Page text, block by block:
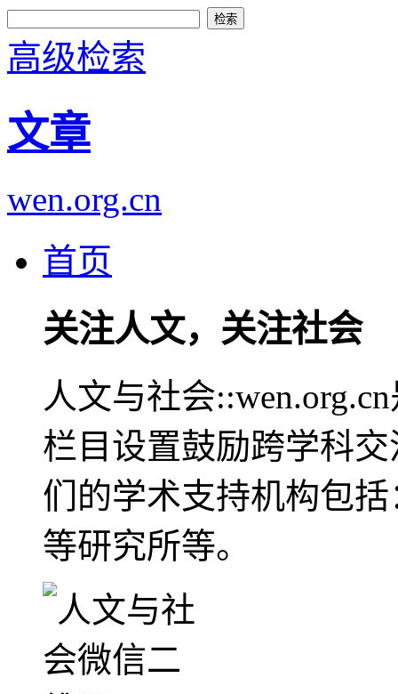
高级检索
文章
wen.org.cn
首页
关注人文，关注社会
人文与社会
栏目设置鼓励跨学科
们的学术支持机构包
等研究所等。